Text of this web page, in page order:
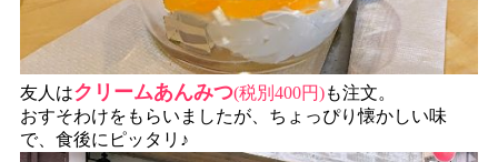
友人はクリームあんみつ(税別400円)も注文。
おすそわけをもらいましたが、ちょっぴり懐かしい味
で、食後にピッタリ♪